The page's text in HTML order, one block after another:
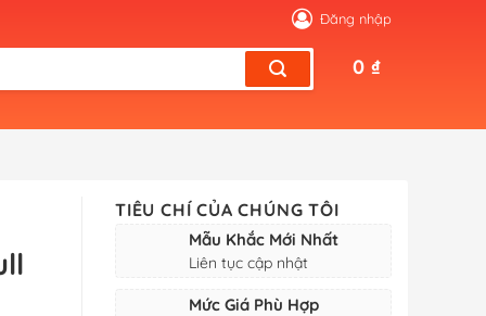
Đăng nhập
0 ₫
TIÊU CHÍ CỦA CHÚNG TÔI
Mẫu Khắc Mới Nhất
Liên tục cập nhật
Mức Giá Phù Hợp